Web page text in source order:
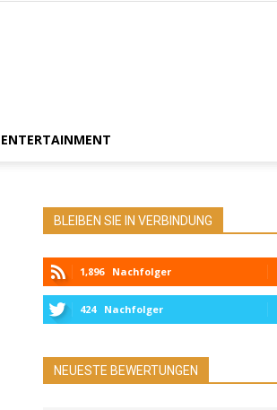
ENTERTAINMENT
BLEIBEN SIE IN VERBINDUNG
1,896 Nachfolger
424 Nachfolger
NEUESTE BEWERTUNGEN